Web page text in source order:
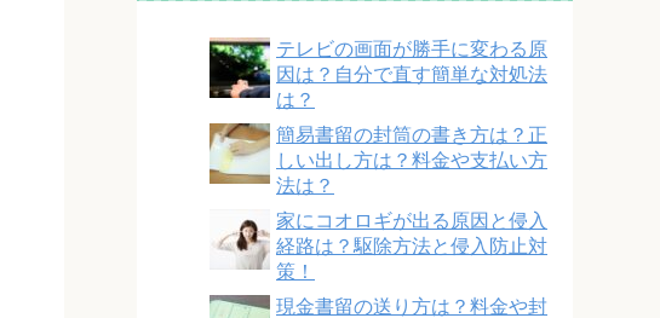
テレビの画面が勝手に変わる原
因は？自分で直す簡単な対処法
は？
簡易書留の封筒の書き方は？正
しい出し方は？料金や支払い方
法は？
家にコオロギが出る原因と侵入
経路は？駆除方法と侵入防止対
策！
現金書留の送り方は？料金や封